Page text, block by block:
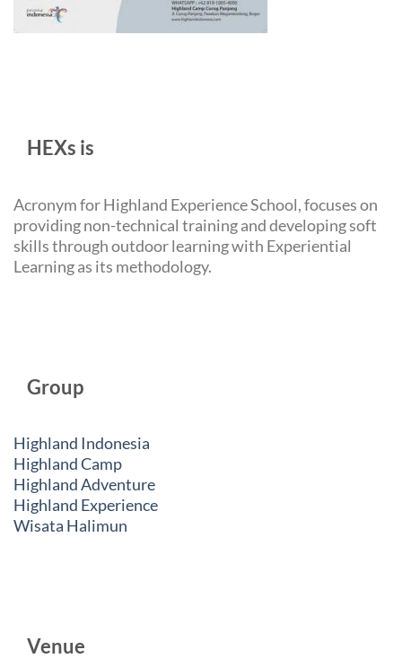
HEXs is
Acronym for Highland Experience School, focuses on
providing non-technical training and developing soft
skills through outdoor learning with Experiential
Learning as its methodology.
Group
Highland Indonesia
Highland Camp
Highland Adventure
Highland Experience
Wisata Halimun
Venue